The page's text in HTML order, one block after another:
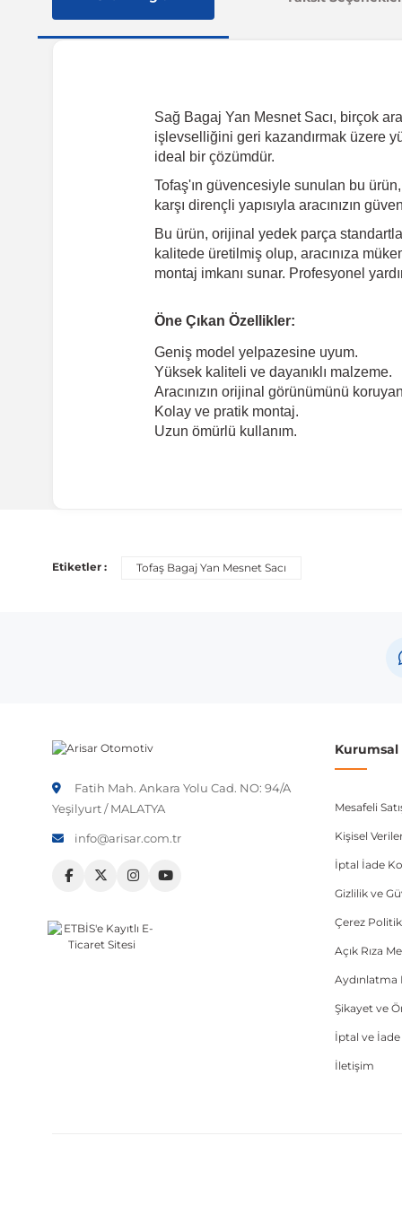
Sağ Bagaj Yan Mesnet Sacı, birçok
işlevselliğini geri kazandırmak üzere
ideal bir çözümdür.
Tofaş'ın güvencesiyle sunulan bu
karşı dirençli yapısıyla aracınızın
Bu ürün, orijinal yedek parça
kalitede üretilmiş olup, aracınıza
montaj imkanı sunar. Profesyonel
Öne Çıkan Özellikler:
Geniş model yelpazesine uyum.
Yüksek kaliteli ve dayanıklı malzeme.
Aracınızın orijinal görünümünü
Kolay ve pratik montaj.
Uzun ömürlü kullanım.
Etiketler : Tofaş Bagaj Yan Mesnet Sacı
Fatih Mah. Ankara Yolu Cad. NO: 94/A
Yeşilyurt / MALATYA
info@arisar.com.tr
Mesafeli
Kişisel
İptal İade
Gizlilik ve
Çerez
Açık Rıza
Aydınlatma
Şikayet ve
İptal ve
İletişim